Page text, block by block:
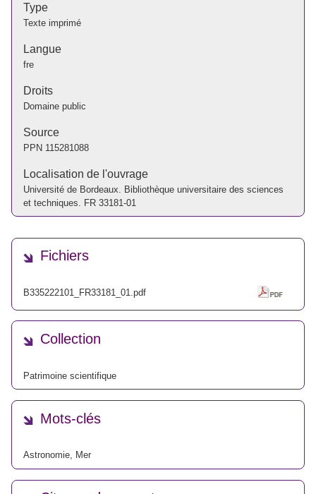
Type
Texte imprimé
Langue
fre
Droits
Domaine public
Source
PPN 115281088
Localisation de l'ouvrage
Université de Bordeaux. Bibliothèque universitaire des sciences
et techniques. FR 33181-01
Fichiers
B335222101_FR33181_01.pdf
Collection
Patrimoine scientifique
Mots-clés
Astronomie, Mer